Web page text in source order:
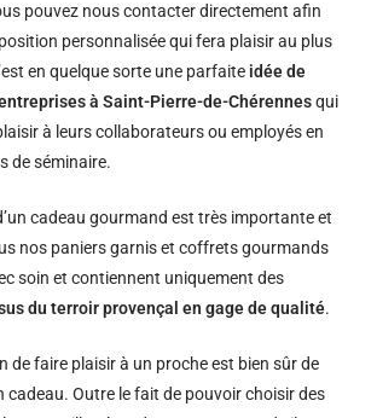
pouvez nous contacter directement afin
personnalisée qui fera plaisir au plus
en quelque sorte une parfaite idée de
à Saint-Pierre-de-Chérennesqui
à leurs collaborateurs ou employés en
de séminaire.
cadeau gourmand est très importante et
nos paniers garnis et coffrets gourmands
soin et contiennent uniquement des
du terroir provençal en gage de qualité.
de faire plaisir à un proche est bien sûr de
cadeau. Outre le fait de pouvoir choisir des